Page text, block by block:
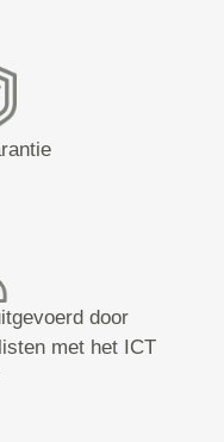
door
met het ICT